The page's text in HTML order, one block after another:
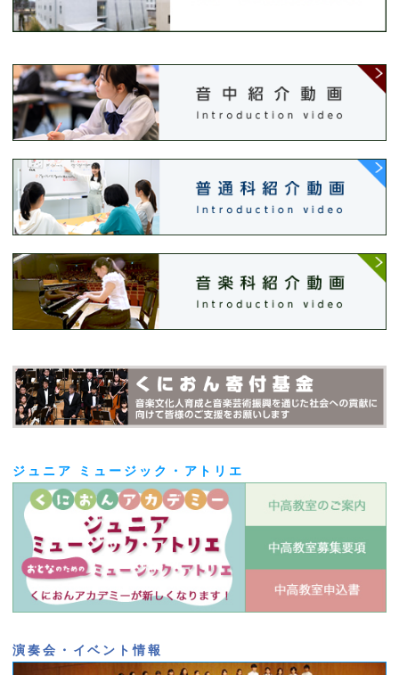
ジュニア ミュージック・アトリエ
演奏会・イベント情報